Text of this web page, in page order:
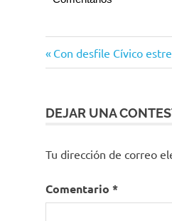
Navegación
entradas
Entrada
anterior:
Con desfile Cívico
DEJAR UNA
Tu dirección de correo
Comentario *